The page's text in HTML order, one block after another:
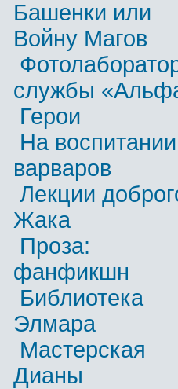
Башенки или
Войну Магов
службы
Герои
На
варваров
Лекции
Жака
Проза:
фанфикшн
Библиотека
Элмара
Мастерская
Дианы